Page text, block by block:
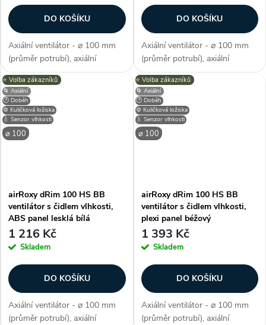
DO KOŠÍKU
Axiální ventilátor - ⌀ 100 mm
(průměr potrubí), axiální
konstrukce, průtok vzduchu 93
m3/h, barva stříbrná, příkon 8
W, napětí 230 V, krytí IP X2,
hlučnost 26 dB/A, max....
DO KOŠÍKU
Axiální ventilátor - ⌀ 100 mm
(průměr potrubí), axiální
konstrukce, průtok vzduchu 93
m3/h, barva zlatá, příkon 8 W,
napětí 230 V, krytí IP X2,
hlučnost 26 dB/A, max.
provozní...
🕐 Doběh
⚙️ Kuličková ložiska
💧 Senzor vlhkosti
⌀ 100
⭐️ Volba zákazníků
🌀 Axiální
airRoxy dRim 100 HS BB
ventilátor s čidlem vlhkosti,
ABS panel lesklá bílá
1 216 Kč
Skladem
DO KOŠÍKU
Axiální ventilátor - ⌀ 100 mm
(průměr potrubí), axiální
🕐 Doběh
⚙️ Kuličková ložiska
💧 Senzor vlhkosti
⌀ 100
⭐️ Volba zákazníků
🌀 Axiální
airRoxy dRim 100 HS BB
ventilátor s čidlem vlhkosti,
plexi panel béžový
1 393 Kč
Skladem
DO KOŠÍKU
Axiální ventilátor - ⌀ 100 mm
(průměr potrubí), axiální